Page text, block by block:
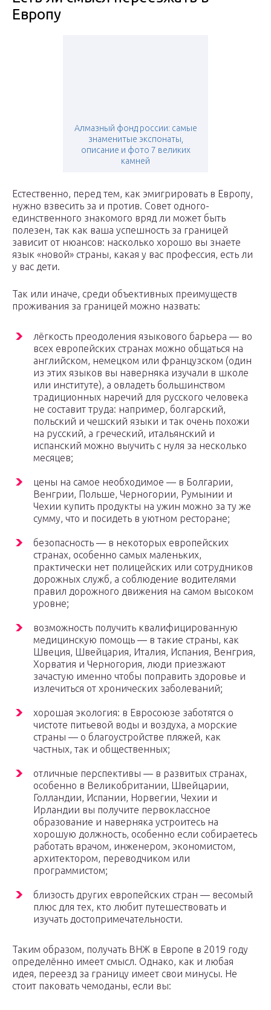
Европу
Алмазный фонд россии: самые
знаменитые экспонаты,
описание и фото 7 великих
камней
Естественно, перед тем, как эмигрировать в Европу,
нужно взвесить за и против. Совет одного-
единственного знакомого вряд ли может быть
полезен, так как ваша успешность за границей
зависит от нюансов: насколько хорошо вы знаете
язык «новой» страны, какая у вас профессия, есть ли
у вас дети.
Так или иначе, среди объективных преимуществ
проживания за границей можно назвать:
лёгкость преодоления языкового барьера — во
всех европейских странах можно общаться на
английском, немецком или французском (один
из этих языков вы наверняка изучали в школе
или институте), а овладеть большинством
традиционных наречий для русского человека
не составит труда: например, болгарский,
польский и чешский языки и так очень похожи
на русский, а греческий, итальянский и
испанский можно выучить с нуля за несколько
месяцев;
цены на самое необходимое — в Болгарии,
Венгрии, Польше, Черногории, Румынии и
Чехии купить продукты на ужин можно за ту же
сумму, что и посидеть в уютном ресторане;
безопасность — в некоторых европейских
странах, особенно самых маленьких,
практически нет полицейских или сотрудников
дорожных служб, а соблюдение водителями
правил дорожного движения на самом высоком
уровне;
возможность получить квалифицированную
медицинскую помощь — в такие страны, как
Швеция, Швейцария, Италия, Испания, Венгрия,
Хорватия и Черногория, люди приезжают
зачастую именно чтобы поправить здоровье и
излечиться от хронических заболеваний;
хорошая экология: в Евросоюзе заботятся о
чистоте питьевой воды и воздуха, а морские
страны — о благоустройстве пляжей, как
частных, так и общественных;
отличные перспективы — в развитых странах,
особенно в Великобритании, Швейцарии,
Голландии, Испании, Норвегии, Чехии и
Ирландии вы получите первоклассное
образование и наверняка устроитесь на
хорошую должность, особенно если собираетесь
работать врачом, инженером, экономистом,
архитектором, переводчиком или
программистом;
близость других европейских стран — весомый
плюс для тех, кто любит путешествовать и
изучать достопримечательности.
Таким образом, получать ВНЖ в Европе в 2019 году
определённо имеет смысл. Однако, как и любая
идея, переезд за границу имеет свои минусы. Не
стоит паковать чемоданы, если вы: